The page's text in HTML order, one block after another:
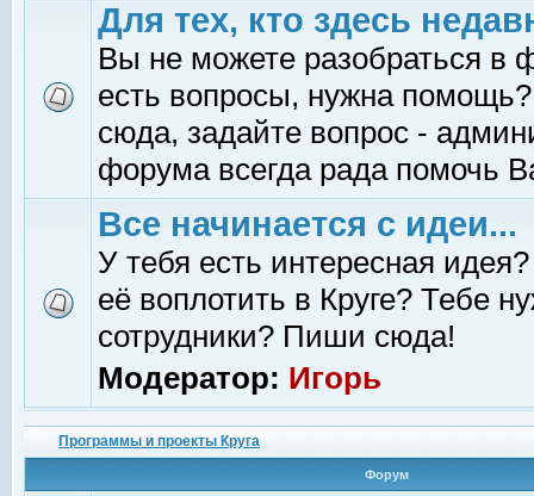
Для тех, кто здесь
Вы не можете разобраться в
есть вопросы, нужна помощь?
сюда, задайте вопрос -
форума всегда рада помочь
Все начинается с идеи...
У тебя есть интересная
её воплотить в Круге? Тебе
сотрудники? Пиши сюда!
Модератор: Игорь
Программы и проекты Круга
Форум